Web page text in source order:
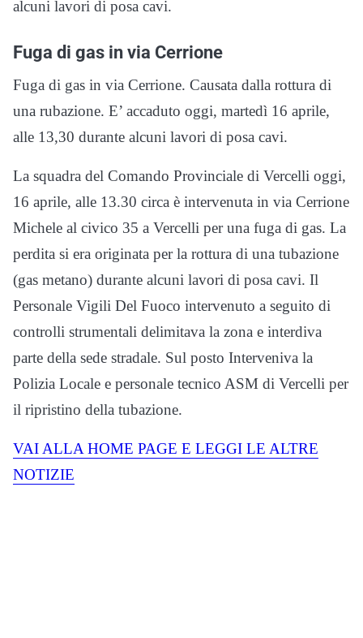
alcuni lavori di posa cavi.
Fuga di gas in via Cerrione
Fuga di gas in via Cerrione. Causata dalla rottura di
una rubazione. E’ accaduto oggi, martedì 16 aprile,
alle 13,30 durante alcuni lavori di posa cavi.
La squadra del Comando Provinciale di Vercelli oggi,
16 aprile, alle 13.30 circa è intervenuta in via Cerrione
Michele al civico 35 a Vercelli per una fuga di gas. La
perdita si era originata per la rottura di una tubazione
(gas metano) durante alcuni lavori di posa cavi. Il
Personale Vigili Del Fuoco intervenuto a seguito di
controlli strumentali delimitava la zona e interdiva
parte della sede stradale. Sul posto Interveniva la
Polizia Locale e personale tecnico ASM di Vercelli per
il ripristino della tubazione.
VAI ALLA HOME PAGE E LEGGI LE ALTRE
NOTIZIE